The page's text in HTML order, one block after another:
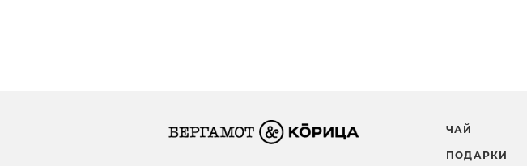
ЧАЙ
ПОДАРКИ